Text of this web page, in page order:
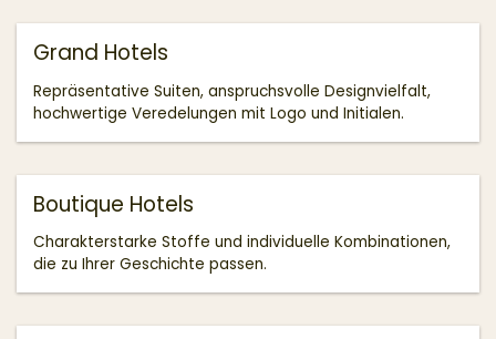
Grand Hotels
Repräsentative Suiten, anspruchsvolle Designvielfalt,
hochwertige Veredelungen mit Logo und Initialen.
Boutique Hotels
Charakterstarke Stoffe und individuelle Kombinationen,
die zu Ihrer Geschichte passen.